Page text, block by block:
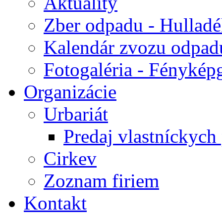
Zber odpadu -
Kalendár zvozu
Fotogaléria -
Organizácie
Urbariát
Predaj
Cirkev
Zoznam firiem
Kontakt